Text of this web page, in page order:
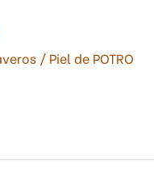
/ Piel de POTRO